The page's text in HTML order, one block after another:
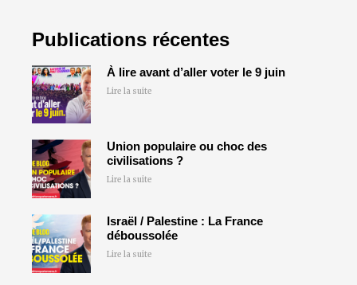
Publications récentes
À lire avant d’aller voter le 9 juin
Lire la suite
Union populaire ou choc des
civilisations ?
Lire la suite
Israël / Palestine : La France
déboussolée
Lire la suite